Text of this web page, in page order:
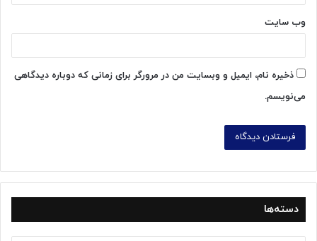
وب‌ سایت
ذخیره نام، ایمیل و وبسایت من در مرورگر برای زمانی که دوباره دیدگاهی
می‌نویسم.
دسته‌ها